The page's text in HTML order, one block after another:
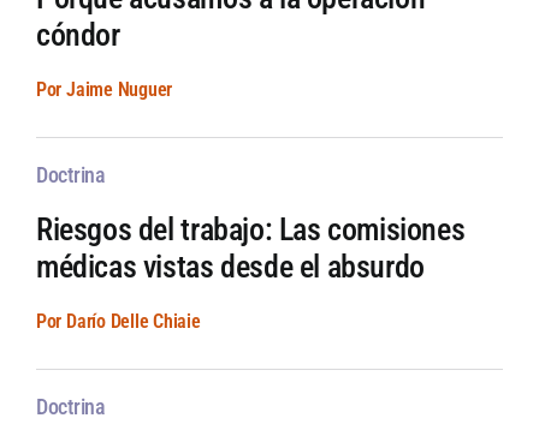
cóndor
Por Jaime Nuguer
Doctrina
Riesgos del trabajo: Las comisiones
médicas vistas desde el absurdo
Por Darío Delle Chiaie
Doctrina